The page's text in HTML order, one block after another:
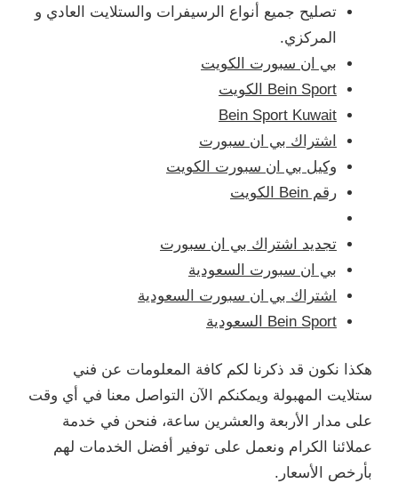
تصليح جميع أنواع الرسيفرات والستلايت العادي و
المركزي.
بي ان سبورت الكويت
Bein Sport الكويت
Bein Sport Kuwait
اشتراك بي ان سبورت
وكيل بي ان سبورت الكويت
رقم Bein الكويت
تجديد اشتراك بي ان سبورت
بي ان سبورت السعودية
اشتراك بي ان سبورت السعودية
Bein Sport السعودية
هكذا نكون قد ذكرنا لكم كافة المعلومات عن فني
ستلايت المهبولة ويمكنكم الآن التواصل معنا في أي وقت
على مدار الأربعة والعشرين ساعة، فنحن في خدمة
عملائنا الكرام ونعمل على توفير أفضل الخدمات لهم
بأرخص الأسعار.